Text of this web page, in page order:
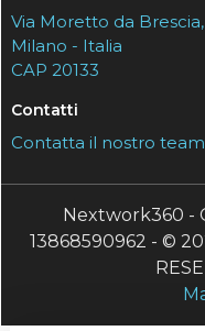
Via Moretto da
Milano - Italia
CAP 20133
Contatti
Contatta il nostro
Nextwork360 -
13868590962 - ©